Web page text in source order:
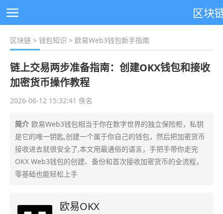
区块
区块链 > 钱包知识 > 欧易Web3钱包新手指南
链上交易两步准备指南：创建OKX钱包和接收
加密货币操作教程
2026-06-12 15:32:41 佚名
简介 欧易Web3钱包相当于你在数字世界的独立保险柜，私钥
是它的唯一钥匙,创建一个属于你自己的钱包，然后把加密货币
接收进去就很安全了,本文用最通俗的语言，手把手带你走完
OKX Web3钱包的创建、备份和首次接收加密货币的全流程，
零基础也能轻松上手
欧易OKX